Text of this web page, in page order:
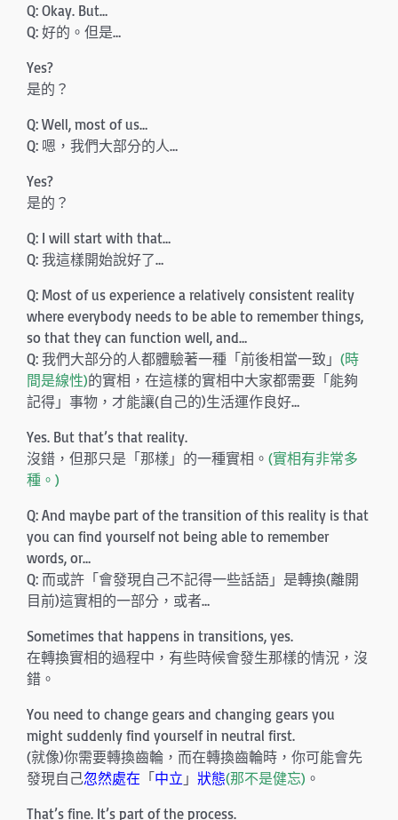
Q: Okay. But…
Q: 好的。但是…
Yes?
是的？
Q: Well, most of us…
Q: 嗯，我們大部分的人…
Yes?
是的？
Q: I will start with that…
Q: 我這樣開始說好了…
Q: Most of us experience a relatively consistent reality
where everybody needs to be able to remember things,
so that they can function well, and…
Q: 我們大部分的人都體驗著一種「前後相當一致」 (時
間是線性)的實相，在這樣的實相中大家都需要「能夠
記得」事物，才能讓(自己的)生活運作良好…
Yes. But that’s that reality.
沒錯，但那只是「那樣」的一種實相。 (實相有非常多
種。)
Q: And maybe part of the transition of this reality is that
you can find yourself not being able to remember
words, or…
Q: 而或許「會發現自己不記得一些話語」是轉換(離開
目前)這實相的一部分，或者…
Sometimes that happens in transitions, yes.
在轉換實相的過程中，有些時候會發生那樣的情況，沒
錯。
You need to change gears and changing gears you
might suddenly find yourself in neutral first.
(就像)你需要轉換齒輪，而在轉換齒輪時，你可能會先
發現自己忽然處在 「中立 」 狀態(那不是健忘) 。
That’s fine. It’s part of the process.